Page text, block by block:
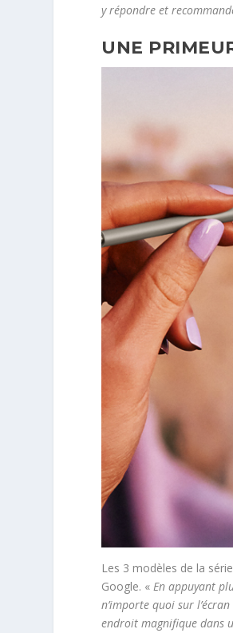
y répondre et
UNE
Les 3 modèles de la
Google. «En appuyant
n’importe quoi sur
endroit magnifique dans